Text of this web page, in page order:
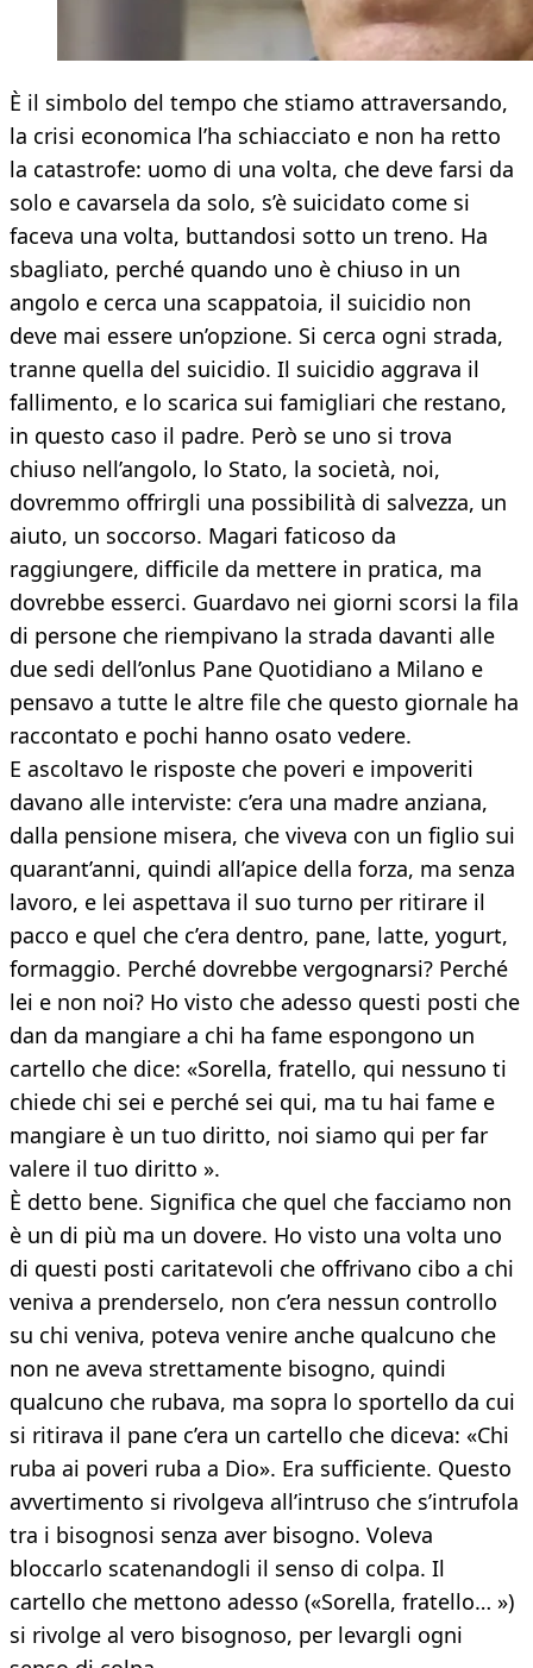
È il simbolo del tempo che stiamo attraversando,
la crisi economica l’ha schiacciato e non ha retto
la catastrofe: uomo di una volta, che deve farsi da
solo e cavarsela da solo, s’è suicidato come si
faceva una volta, buttandosi sotto un treno. Ha
sbagliato, perché quando uno è chiuso in un
angolo e cerca una scappatoia, il suicidio non
deve mai essere un’opzione. Si cerca ogni strada,
tranne quella del suicidio. Il suicidio aggrava il
fallimento, e lo scarica sui famigliari che restano,
in questo caso il padre. Però se uno si trova
chiuso nell’angolo, lo Stato, la società, noi,
dovremmo offrirgli una possibilità di salvezza, un
aiuto, un soccorso. Magari faticoso da
raggiungere, difficile da mettere in pratica, ma
dovrebbe esserci. Guardavo nei giorni scorsi la fila
di persone che riempivano la strada davanti alle
due sedi dell’onlus Pane Quotidiano a Milano e
pensavo a tutte le altre file che questo giornale ha
raccontato e pochi hanno osato vedere.
E ascoltavo le risposte che poveri e impoveriti
davano alle interviste: c’era una madre anziana,
dalla pensione misera, che viveva con un figlio sui
quarant’anni, quindi all’apice della forza, ma senza
lavoro, e lei aspettava il suo turno per ritirare il
pacco e quel che c’era dentro, pane, latte, yogurt,
formaggio. Perché dovrebbe vergognarsi? Perché
lei e non noi? Ho visto che adesso questi posti che
dan da mangiare a chi ha fame espongono un
cartello che dice: «Sorella, fratello, qui nessuno ti
chiede chi sei e perché sei qui, ma tu hai fame e
mangiare è un tuo diritto, noi siamo qui per far
valere il tuo diritto ».
È detto bene. Significa che quel che facciamo non
è un di più ma un dovere. Ho visto una volta uno
di questi posti caritatevoli che offrivano cibo a chi
veniva a prenderselo, non c’era nessun controllo
su chi veniva, poteva venire anche qualcuno che
non ne aveva strettamente bisogno, quindi
qualcuno che rubava, ma sopra lo sportello da cui
si ritirava il pane c’era un cartello che diceva: «Chi
ruba ai poveri ruba a Dio». Era sufficiente. Questo
avvertimento si rivolgeva all’intruso che s’intrufola
tra i bisognosi senza aver bisogno. Voleva
bloccarlo scatenandogli il senso di colpa. Il
cartello che mettono adesso («Sorella, fratello… »)
si rivolge al vero bisognoso, per levargli ogni